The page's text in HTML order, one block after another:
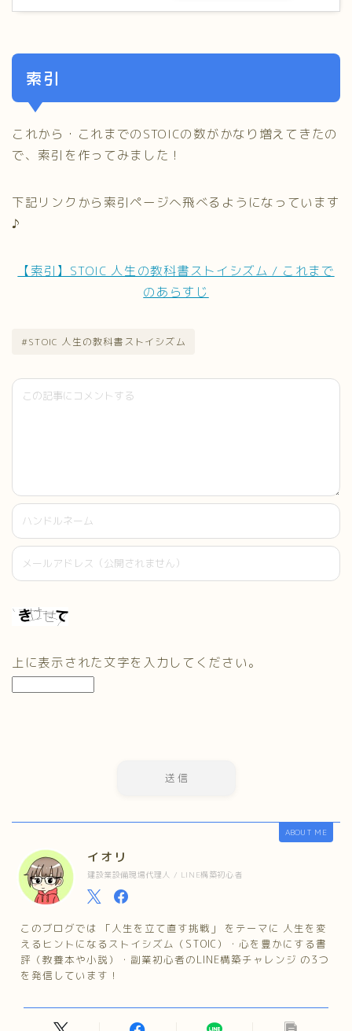
索引
これから・これまでのSTOICの数がかなり増えてきたの
で、索引を作ってみました！
下記リンクから索引ページへ飛べるようになっています
♪
【索引】STOIC 人生の教科書ストイシズム / これまで
のあらすじ
#STOIC 人生の教科書ストイシズム
上に表示された文字を入力してください。
ABOUT ME
イオリ
建設業設備現場代理人 / LINE構築初心者
このブログでは 「人生を立て直す挑戦」 をテーマに 人生を変
えるヒントになるストイシズム（STOIC）・心を豊かにする書
評（教養本や小説）・副業初心者のLINE構築チャレンジ の3つ
を発信しています！